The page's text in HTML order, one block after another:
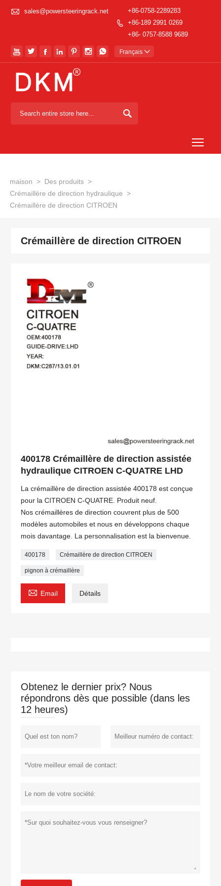
 sales@powersteeringrack.net

+86-0758-2289283
+86-189 2991 0269
+86- 0757-8588 9689
       Français 

maison > Des produits >
Crémaillère de direction hydraulique >
Crémaillère de direction CITROEN
Crémaillère de direction CITROEN
400178 Crémaillère de direction assistée
hydraulique CITROEN C-QUATRE LHD
La crémaillère de direction assistée 400178 est conçue
pour la CITROEN C-QUATRE. Produit neuf.
Nos crémaillères de direction couvrent plus de 500
modèles automobiles et nous en développons chaque
mois davantage. La personnalisation est la bienvenue.
400178 Crémaillère de direction CITROEN
pignon à crémaillère
 Email Détails
Obtenez le dernier prix? Nous
répondrons dès que possible (dans les
12 heures)